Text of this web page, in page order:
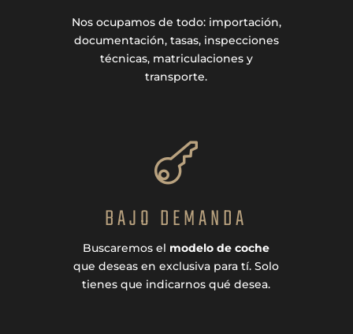
Nos ocupamos de todo: importación,
documentación, tasas, inspecciones
técnicas, matriculaciones y
transporte.

BAJO DEMANDA
Buscaremos el modelo de coche
que deseas en exclusiva para tí. Solo
tienes que indicarnos qué desea.